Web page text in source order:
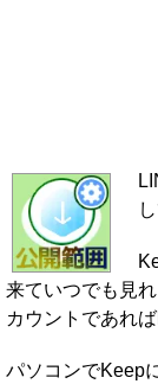
来ていつでも見
カウントであれ
パソコンでKeep